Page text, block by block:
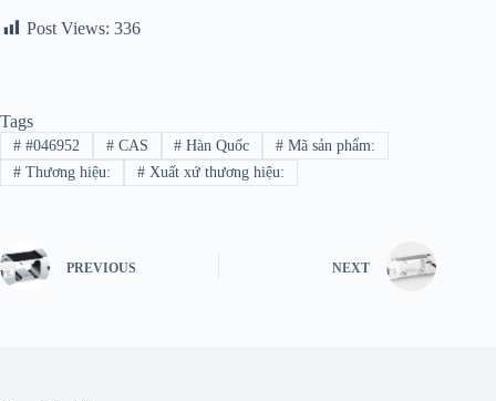
Post Views: 336
Tags
##046952 #CAS # Hàn Quốc # Mã sản phẩm:
#Thương hiệu: #Xuất xứ thương hiệu:
PREVIOUS NEXT